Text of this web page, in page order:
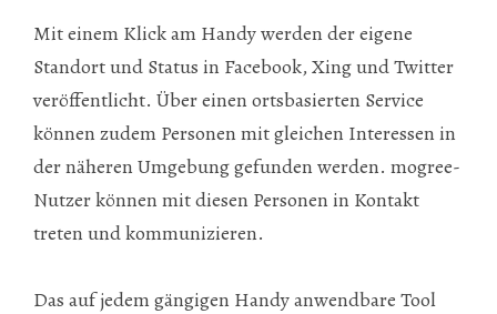
Mit einem Klick am Handy werden der eigene
Standort und Status in Facebook, Xing und Twitter
veröffentlicht. Über einen ortsbasierten Service
können zudem Personen mit gleichen Interessen in
der näheren Umgebung gefunden werden. mogree-
Nutzer können mit diesen Personen in Kontakt
treten und kommunizieren.
Das auf jedem gängigen Handy anwendbare Tool